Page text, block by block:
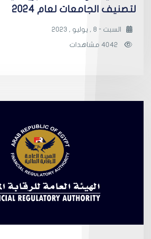
لتصنيف الجامعات لعام 2024
السبت - 8 , يوليو , 2023